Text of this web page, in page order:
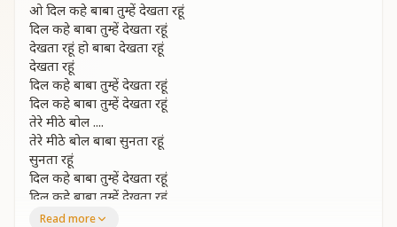
ओ दिल कहे बाबा तुम्हें देखता रहूं
दिल कहे बाबा तुम्हें देखता रहूं
देखता रहूं हो बाबा देखता रहूं
देखता रहूं
दिल कहे बाबा तुम्हें देखता रहूं
दिल कहे बाबा तुम्हें देखता रहूं
तेरे मीठे बोल ....
तेरे मीठे बोल बाबा सुनता रहूं
सुनता रहूं
दिल कहे बाबा तुम्हें देखता रहूं
दिल कहे बाबा तुम्हें देखता रहूं
देखता रहूं हो बाबा देखता रहूं
Read more